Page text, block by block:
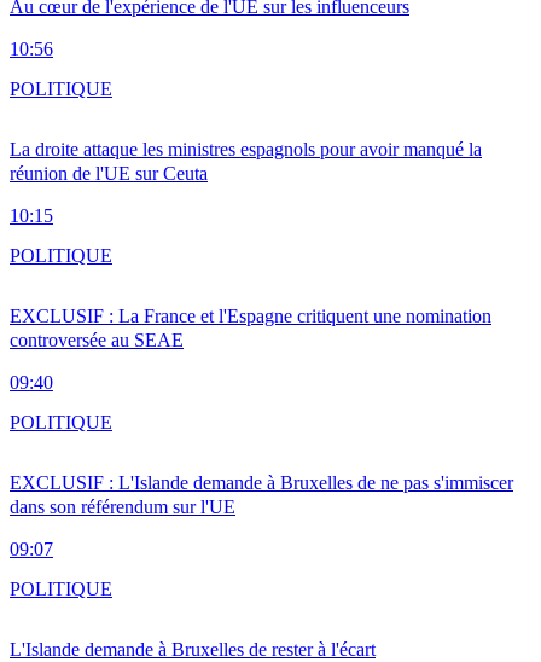
Au cœur de l'expérience de l'UE sur les influenceurs
10:56
La droite attaque les ministres espagnols pour avoir manqué la
réunion de l'UE sur Ceuta
10:15
POLITIQUE
EXCLUSIF : La France et l'Espagne critiquent une nomination
controversée au SEAE
09:40
POLITIQUE
EXCLUSIF : L'Islande demande à Bruxelles de ne pas s'immiscer
dans son référendum sur l'UE
09:07
POLITIQUE
L'Islande demande à Bruxelles de rester à l'écart
POLITIQUE